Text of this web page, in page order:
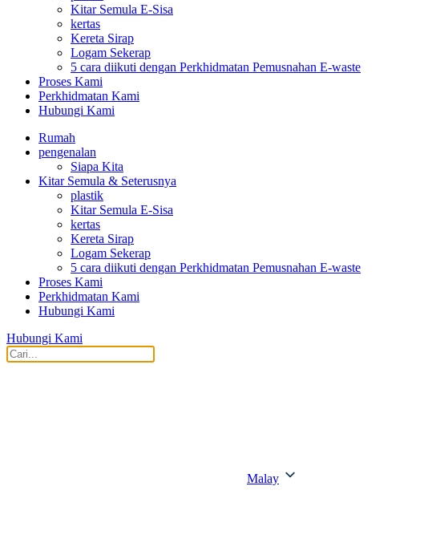
Kitar Semula E-Sisa
kertas
Kereta Sirap
Logam Sekerap
5 cara diikuti dengan Perkhidmatan Pemusnahan E-waste
Proses Kami
Perkhidmatan Kami
Hubungi Kami
Rumah
pengenalan
Siapa Kita
Kitar Semula & Seterusnya
plastik
Kitar Semula E-Sisa
kertas
Kereta Sirap
Logam Sekerap
5 cara diikuti dengan Perkhidmatan Pemusnahan E-waste
Proses Kami
Perkhidmatan Kami
Hubungi Kami
Hubungi Kami
Malay